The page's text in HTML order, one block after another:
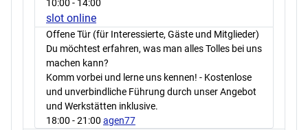
10:00 - 14:00
slot online
Offene Tür (für Interessierte, Gäste und Mitglieder)
Du möchtest erfahren, was man alles Tolles bei uns
machen kann?
Komm vorbei und lerne uns kennen! - Kostenlose
und unverbindliche Führung durch unser Angebot
und Werkstätten inklusive.
18:00 - 21:00 agen77